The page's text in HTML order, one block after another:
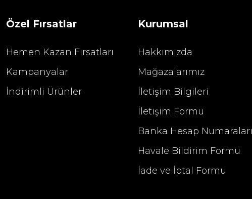
Özel Fırsatlar
Hemen Kazan Fırsatları
Kampanyalar
İndirimli Ürünler
Kurumsal
Hakkımızda
Mağazalarımız
İletişim Bilgileri
İletişim Formu
Banka Hesap Numaraları
Havale Bildirim Formu
İade ve İptal Formu